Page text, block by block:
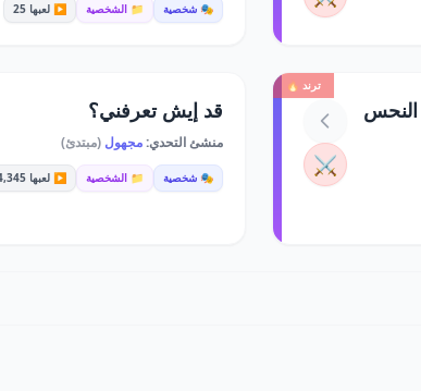
🎭 شخصية 📁 الشخصية ▶️ لعبها 25
ترند 🔥
⚔️
قد إيش تعرفني؟
منشئ التحدي:مجهول(مبتدئ)
🎭 شخصية 📁 الشخصية ▶️ لعبها 14,345